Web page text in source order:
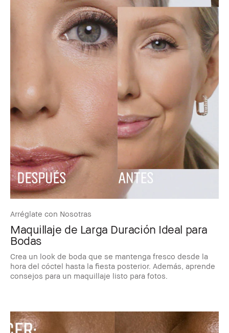
Arréglate con Nosotras
Maquillaje de Larga Duración Ideal para
Bodas
Crea un look de boda que se mantenga fresco desde la
hora del cóctel hasta la fiesta posterior. Además, aprende
consejos para un maquillaje listo para fotos.